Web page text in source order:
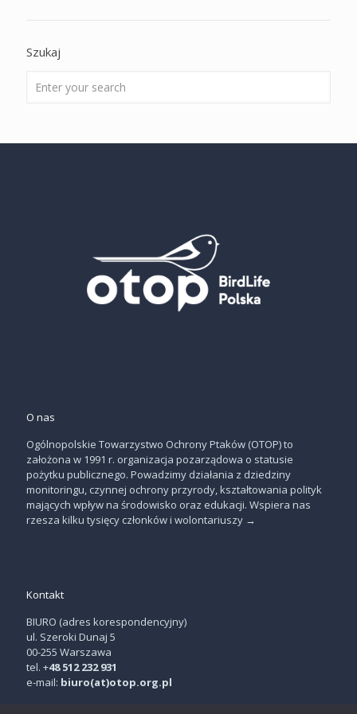
Szukaj
O nas
Ogólnopolskie Towarzystwo Ochrony Ptaków (OTOP) to
założona w 1991 r. organizacja pozarządowa o statusie
pożytku publicznego. Powadzimy działania z dziedziny
monitoringu, czynnej ochrony przyrody, kształtowania polityk
mających wpływ na środowisko oraz edukacji. Wspiera nas
rzesza kilku tysięcy członków i wolontariuszy →
Kontakt
BIURO (adres korespondencyjny)
ul. Szeroki Dunaj 5
00-255 Warszawa
tel. +48 512 232 931
e-mail: biuro(at)otop.org.pl